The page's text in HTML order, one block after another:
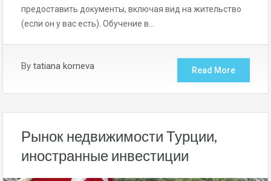
предоставить документы, включая вид на жительство
(если он у вас есть). Обучение в…
By tatiana korneva Read More
Рынок недвижимости Турции,
иностранные инвестиции